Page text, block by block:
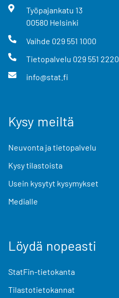
Työpajankatu 13
00580 Helsinki
Vaihde 029 551 1000
Tietopalvelu 029 551 2220
info@stat.fi
Kysy meiltä
Neuvonta ja tietopalvelu
Kysy tilastoista
Usein kysytyt kysymykset
Medialle
Löydä nopeasti
StatFin-tietokanta
Tilastotietokannat